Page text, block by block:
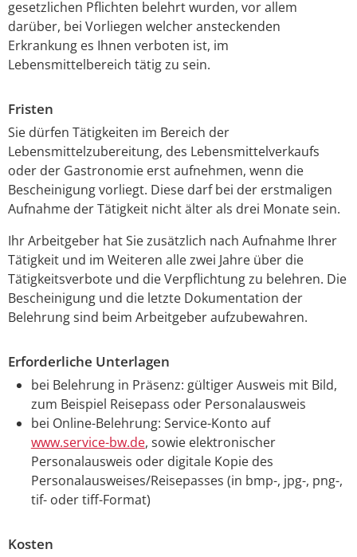
gesetzlichen Pflichten belehrt wurden, vor allem
darüber, bei Vorliegen welcher ansteckenden
Erkrankung es Ihnen verboten ist, im
Lebensmittelbereich tätig zu sein.
Fristen
Sie dürfen Tätigkeiten im Bereich der
Lebensmittelzubereitung, des Lebensmittelverkaufs
oder der Gastronomie erst aufnehmen, wenn die
Bescheinigung vorliegt. Diese darf bei der erstmaligen
Aufnahme der Tätigkeit nicht älter als drei Monate sein.
Ihr Arbeitgeber hat Sie zusätzlich nach Aufnahme Ihrer
Tätigkeit und im Weiteren alle zwei Jahre über die
Tätigkeitsverbote und die Verpflichtung zu belehren. Die
Bescheinigung und die letzte Dokumentation der
Belehrung sind beim Arbeitgeber aufzubewahren.
Erforderliche Unterlagen
bei Belehrung in Präsenz: gültiger Ausweis mit Bild,
zum Beispiel Reisepass oder Personalausweis
bei Online-Belehrung: Service-Konto auf
www.service-bw.de, sowie elektronischer
Personalausweis oder digitale Kopie des
Personalausweises/Reisepasses (in bmp-, jpg-, png-,
tif- oder tiff-Format)
Kosten